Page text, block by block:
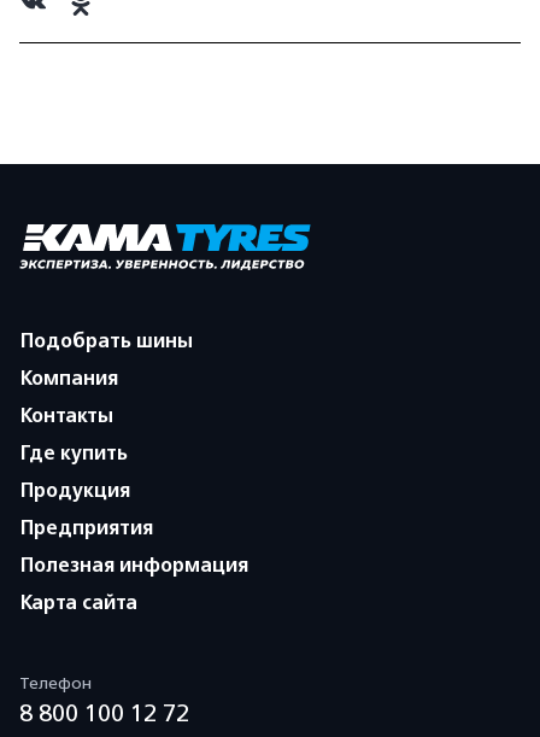
Подобрать шины
Компания
Контакты
Где купить
Продукция
Предприятия
Полезная информация
Карта сайта
Телефон
8 800 100 12 72